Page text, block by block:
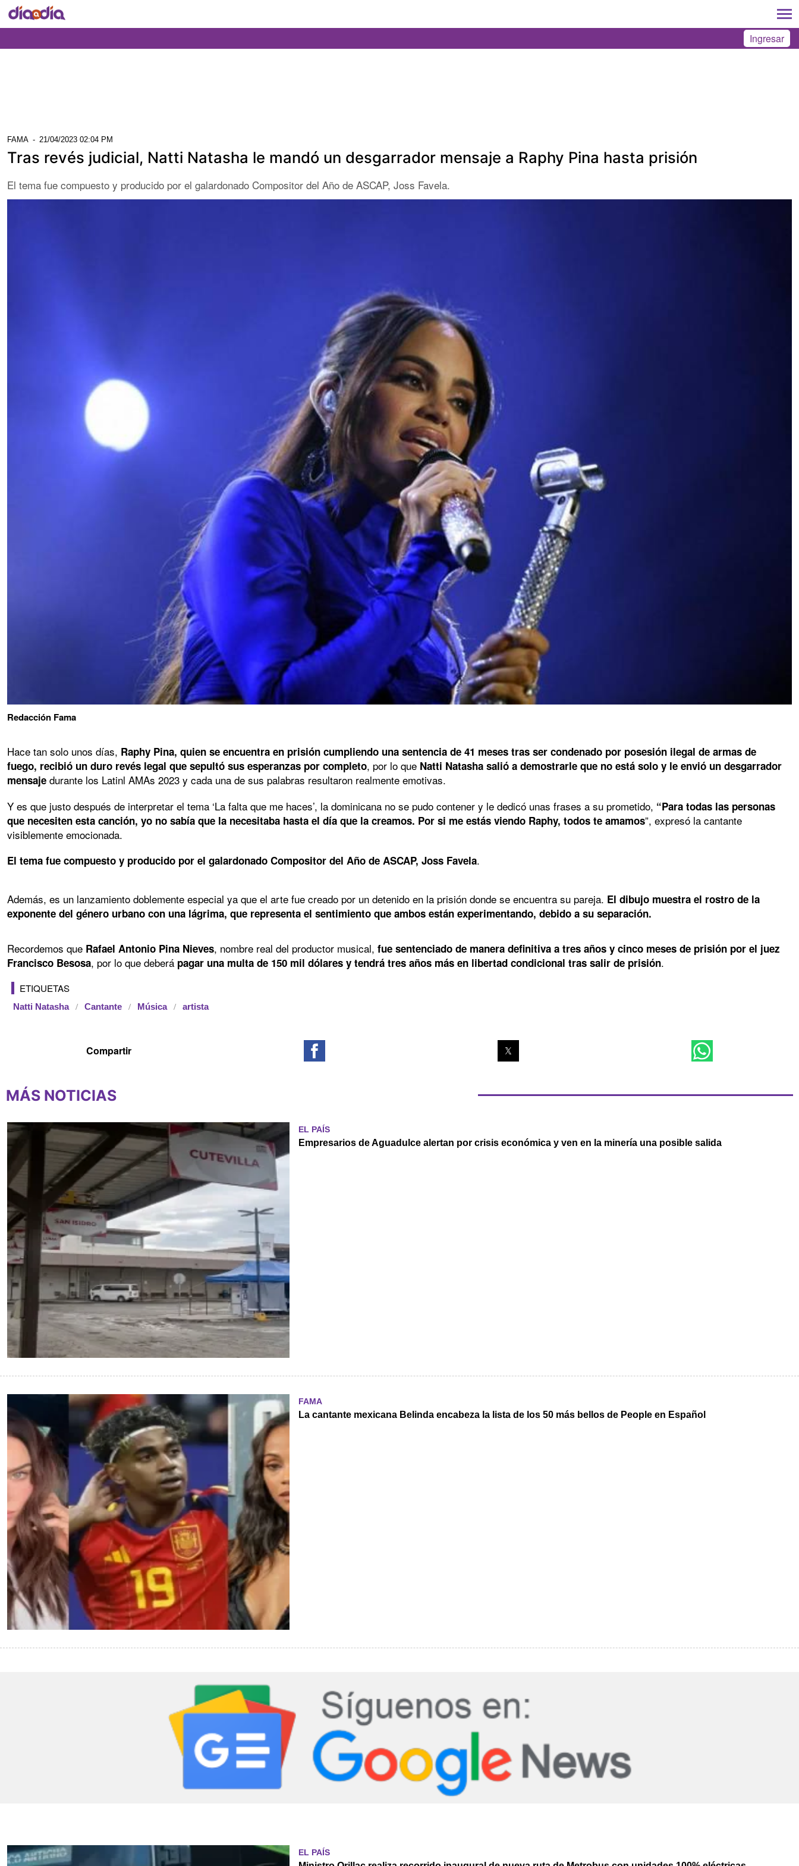
Ingresar
FAMA - 21/04/2023 02:04 PM
Tras revés judicial, Natti Natasha le mandó un desgarrador mensaje a Raphy Pina hasta prisión
El tema fue compuesto y producido por el galardonado Compositor del Año de ASCAP, Joss Favela.
Redacción Fama
Hace tan solo unos días, Raphy Pina, quien se encuentra en prisión cumpliendo una sentencia de 41 meses tras ser condenado por posesión ilegal de armas de
fuego, recibió un duro revés legal que sepultó sus esperanzas por completo, por lo que Natti Natasha salió a demostrarle que no está solo y le envió un desgarrador
mensaje durante los Latinl AMAs 2023 y cada una de sus palabras resultaron realmente emotivas.
Y es que justo después de interpretar el tema ‘La falta que me haces’, la dominicana no se pudo contener y le dedicó unas frases a su prometido, “Para todas las personas
que necesiten esta canción, yo no sabía que la necesitaba hasta el día que la creamos. Por si me estás viendo Raphy, todos te amamos”, expresó la cantante
visiblemente emocionada.
El tema fue compuesto y producido por el galardonado Compositor del Año de ASCAP, Joss Favela.
Además, es un lanzamiento doblemente especial ya que el arte fue creado por un detenido en la prisión donde se encuentra su pareja. El dibujo muestra el rostro de la
exponente del género urbano con una lágrima, que representa el sentimiento que ambos están experimentando, debido a su separación.
Recordemos que Rafael Antonio Pina Nieves, nombre real del productor musical, fue sentenciado de manera definitiva a tres años y cinco meses de prisión por el juez
Francisco Besosa, por lo que deberá pagar una multa de 150 mil dólares y tendrá tres años más en libertad condicional tras salir de prisión.
ETIQUETAS
Natti Natasha Cantante Música artista
MÁS NOTICIAS
EL PAÍS
Empresarios de Aguadulce alertan por crisis económica y ven en la minería una posible salida
FAMA
La cantante mexicana Belinda encabeza la lista de los 50 más bellos de People en Español
EL PAÍS